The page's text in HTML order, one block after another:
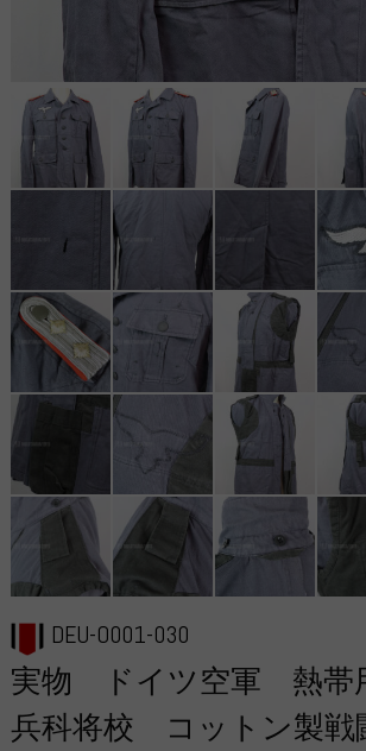
DEU-O001-030
実物 ドイツ空軍 熱帯
兵科将校 コットン製